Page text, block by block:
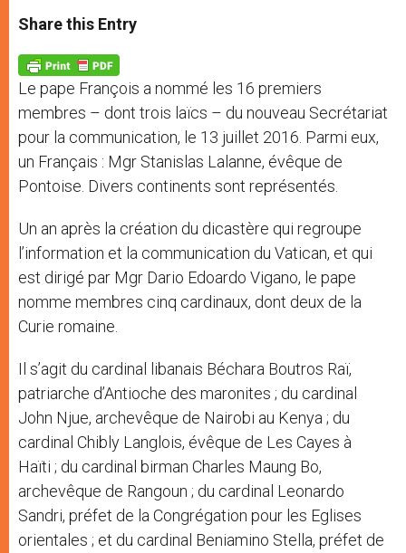
t
s
p
p
s
e
g
e
r
e
b
o
k
Share this Entry
Le pape François a nommé les 16 premiers
membres – dont trois laïcs – du nouveau Secrétariat
pour la communication, le 13 juillet 2016. Parmi eux,
un Français : Mgr Stanislas Lalanne, évêque de
Pontoise. Divers continents sont représentés.
Un an après la création du dicastère qui regroupe
l’information et la communication du Vatican, et qui
est dirigé par Mgr Dario Edoardo Vigano, le pape
nomme membres cinq cardinaux, dont deux de la
Curie romaine.
Il s’agit du cardinal libanais Béchara Boutros Raï,
patriarche d’Antioche des maronites ; du cardinal
John Njue, archevêque de Nairobi au Kenya ; du
cardinal Chibly Langlois, évêque de Les Cayes à
Haïti ; du cardinal birman Charles Maung Bo,
archevêque de Rangoun ; du cardinal Leonardo
Sandri, préfet de la Congrégation pour les Eglises
orientales ; et du cardinal Beniamino Stella, préfet de